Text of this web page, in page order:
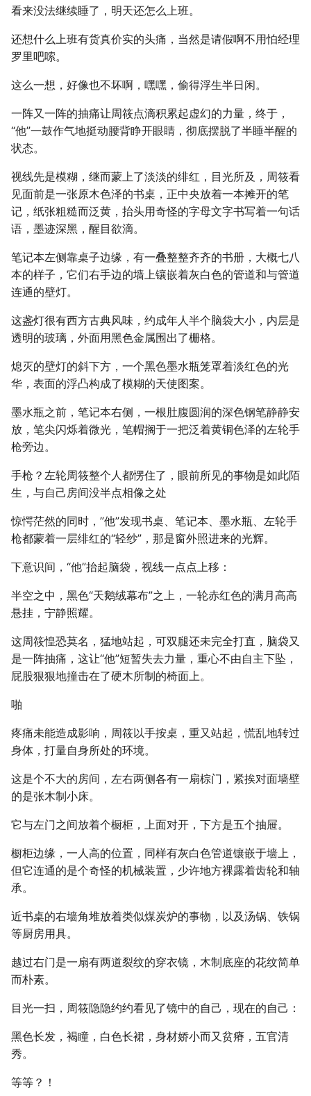
看来没法继续睡了，明天还怎么上班。
还想什么上班有货真价实的头痛，当然是请假啊不用怕经理
罗里吧嗦。
这么一想，好像也不坏啊，嘿嘿，偷得浮生半日闲。
一阵又一阵的抽痛让周筱点滴积累起虚幻的力量，终于，
“他”一鼓作气地挺动腰背睁开眼睛，彻底摆脱了半睡半醒的
状态。
视线先是模糊，继而蒙上了淡淡的绯红，目光所及，周筱看
见面前是一张原木色泽的书桌，正中央放着一本摊开的笔
记，纸张粗糙而泛黄，抬头用奇怪的字母文字书写着一句话
语，墨迹深黑，醒目欲滴。
笔记本左侧靠桌子边缘，有一叠整整齐齐的书册，大概七八
本的样子，它们右手边的墙上镶嵌着灰白色的管道和与管道
连通的壁灯。
这盏灯很有西方古典风味，约成年人半个脑袋大小，内层是
透明的玻璃，外面用黑色金属围出了栅格。
熄灭的壁灯的斜下方，一个黑色墨水瓶笼罩着淡红色的光
华，表面的浮凸构成了模糊的天使图案。
墨水瓶之前，笔记本右侧，一根肚腹圆润的深色钢笔静静安
放，笔尖闪烁着微光，笔帽搁于一把泛着黄铜色泽的左轮手
枪旁边。
手枪？左轮周筱整个人都愣住了，眼前所见的事物是如此陌
生，与自己房间没半点相像之处
惊愕茫然的同时，”他”发现书桌、笔记本、墨水瓶、左轮手
枪都蒙着一层绯红的“轻纱”，那是窗外照进来的光辉。
下意识间，“他”抬起脑袋，视线一点点上移：
半空之中，黑色“天鹅绒幕布”之上，一轮赤红色的满月高高
悬挂，宁静照耀。
这周筱惶恐莫名，猛地站起，可双腿还未完全打直，脑袋又
是一阵抽痛，这让“他”短暂失去力量，重心不由自主下坠，
屁股狠狠地撞击在了硬木所制的椅面上。
啪
疼痛未能造成影响，周筱以手按桌，重又站起，慌乱地转过
身体，打量自身所处的环境。
这是个不大的房间，左右两侧各有一扇棕门，紧挨对面墙壁
的是张木制小床。
它与左门之间放着个橱柜，上面对开，下方是五个抽屉。
橱柜边缘，一人高的位置，同样有灰白色管道镶嵌于墙上，
但它连通的是个奇怪的机械装置，少许地方裸露着齿轮和轴
承。
近书桌的右墙角堆放着类似煤炭炉的事物，以及汤锅、铁锅
等厨房用具。
越过右门是一扇有两道裂纹的穿衣镜，木制底座的花纹简单
而朴素。
目光一扫，周筱隐隐约约看见了镜中的自己，现在的自己：
黑色长发，褐瞳，白色长裙，身材娇小而又贫瘠，五官清
秀。
等等？！